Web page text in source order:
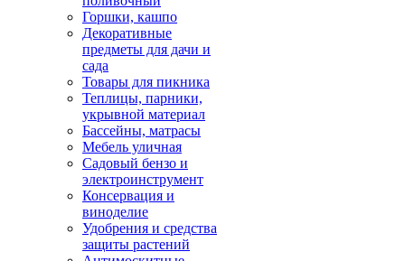
Горшки, кашпо
Декоративные
предметы для дачи и
сада
Товары для пикника
Теплицы, парники,
укрывной материал
Бассейны, матрасы
Мебель уличная
Садовый бензо и
электроинструмент
Консервация и
виноделие
Удобрения и средства
защиты растений